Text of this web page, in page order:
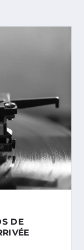
DE